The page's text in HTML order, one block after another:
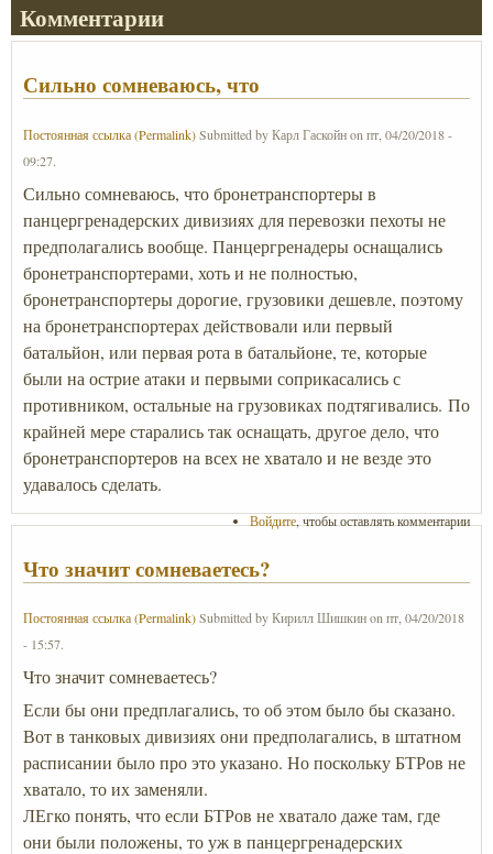
Комментарии
Сильно сомневаюсь, что
Постоянная ссылка (Permalink)Submitted byКарл Гаскойнon пт, 04/20/2018 -
09:27.
Сильно сомневаюсь, что бронетранспортеры в
панцергренадерских дивизиях для перевозки пехоты не
предполагались вообще. Панцергренадеры оснащались
бронетранспортерами, хоть и не полностью,
бронетранспортеры дорогие, грузовики дешевле, поэтому
на бронетранспортерах действовали или первый
батальйон, или первая рота в батальйоне, те, которые
были на острие атаки и первыми соприкасались с
противником, остальные на грузовиках подтягивались. По
крайней мере старались так оснащать, другое дело, что
бронетранспортеров на всех не хватало и не везде это
удавалось сделать.
Войдите, чтобы оставлять комментарии
Что значит сомневаетесь?
Постоянная ссылка (Permalink)Submitted byКирилл Шишкинon пт, 04/20/2018
- 15:57.
Что значит сомневаетесь?
Если бы они предплагались, то об этом было бы сказано.
Вот в танковых дивизиях они предполагались, в штатном
расписании было про это указано. Но поскольку БТРов не
хватало, то их заменяли.
ЛЕгко понять, что если БТРов не хватало даже там, где
они были положены, то уж в панцергренадерских